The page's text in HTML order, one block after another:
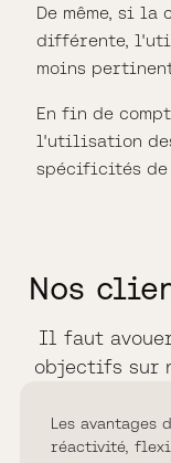
De même, si la
différente,
moins
En fin de
l'utilisation
spécificités de
Nos
Il faut avouer
objectifs sur
Les avantages
réactivité,